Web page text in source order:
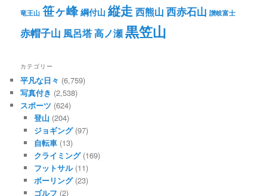
竜王山 笹ヶ峰 綱付山 縦走西熊山 西赤石山 讃岐富士
赤帽子山 風呂塔高ノ瀬黒笠山
カテゴリー
平凡な日々 (6,759)
写真付き (2,538)
スポーツ (624)
登山 (204)
ジョギング(97)
自転車(13)
クライミング(169)
フットサル(11)
ボーリング(23)
ゴルフ (2)